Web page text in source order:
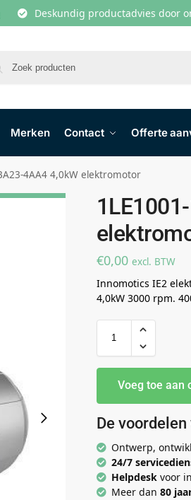
Deskundig productadvies door
Merken Contact Offerte
4AA4 4,0kW elektromotor
€0,00 excl. BTW
Innomotics IE2
4,0kW 3000 rpm.
Voeg toe aan
De
Ontwerp,
24/7
Helpdesk voor
Meer dan 80